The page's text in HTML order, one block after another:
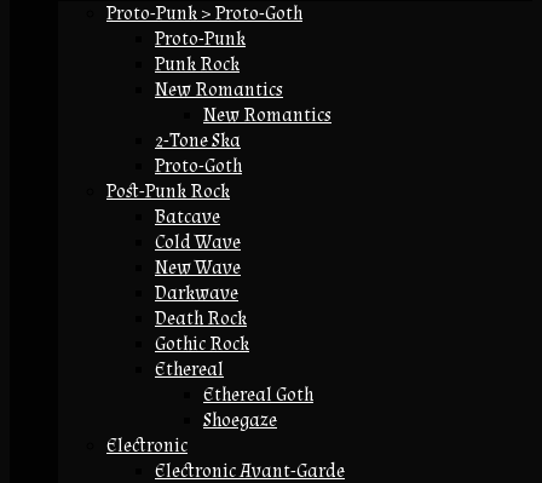
Proto-Punk > Proto-Goth
Proto-Punk
Punk Rock
New Romantics
New Romantics
2-Tone Ska
Proto-Goth
Post-Punk Rock
Batcave
Cold Wave
New Wave
Darkwave
Death Rock
Gothic Rock
Ethereal
Ethereal Goth
Shoegaze
Electronic
Electronic Avant-Garde